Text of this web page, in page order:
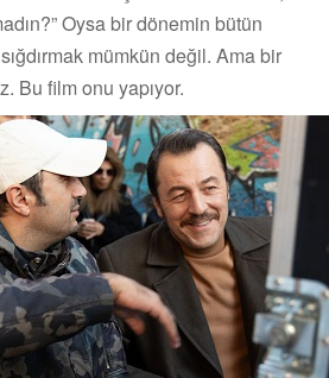
Oysa bir dönemin bütün
mümkün değil. Ama bir
Bu film onu yapıyor.